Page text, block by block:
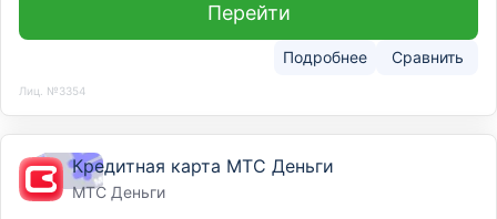
Подробнее Сравнить
Перейти
Лиц. №3354
Кредитная карта МТС Деньги
МТС Деньги